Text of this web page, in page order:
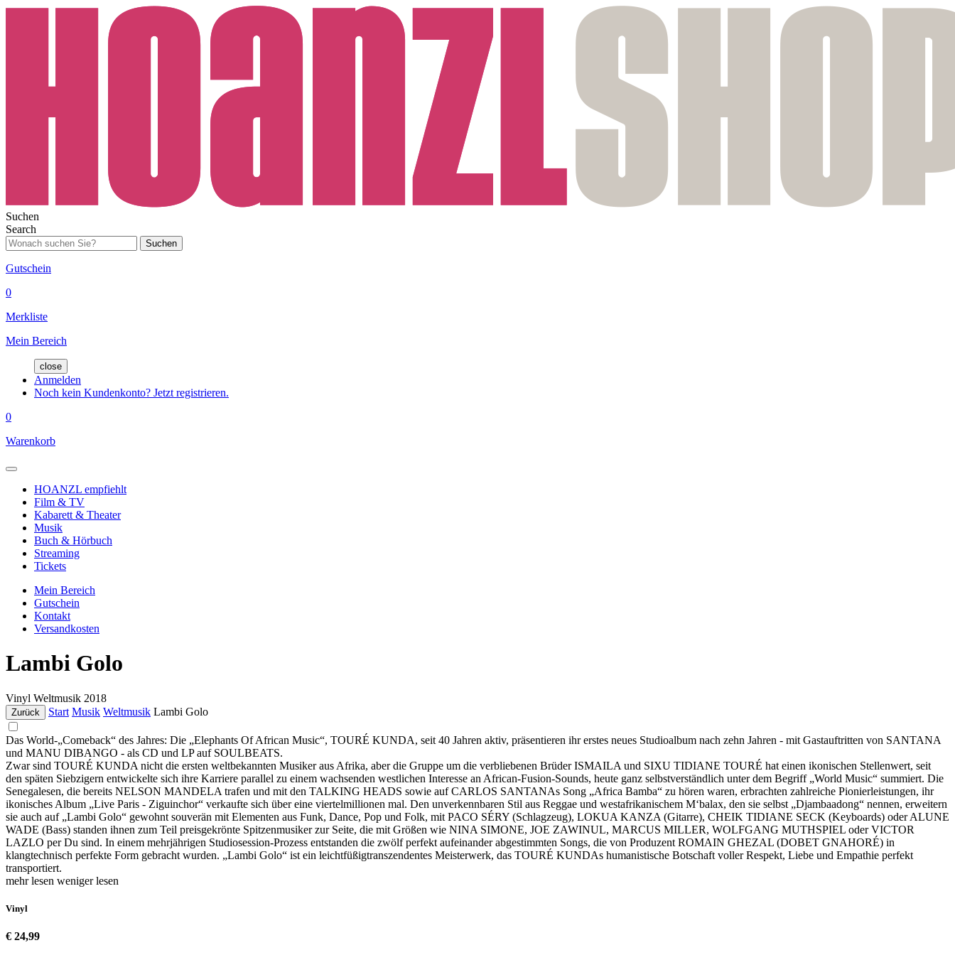
Suchen
Search
Suchen
Gutschein
0
Merkliste
Mein Bereich
close
Anmelden
Noch kein Kundenkonto? Jetzt registrieren.
0
Warenkorb
HOANZL empfiehlt
Film & TV
Kabarett & Theater
Musik
Buch & Hörbuch
Streaming
Tickets
Mein Bereich
Gutschein
Kontakt
Versandkosten
Lambi Golo
Vinyl Weltmusik 2018
Zurück Start Musik Weltmusik Lambi Golo
Das World-„Comeback“ des Jahres: Die „Elephants Of African Music“, TOURÉ KUNDA, seit 40 Jahren aktiv, präsentieren ihr erstes neues Studioalbum nach zehn Jahren - mit Gastauftritten von SANTANA
und MANU DIBANGO - als CD und LP auf SOULBEATS.
Zwar sind TOURÉ KUNDA nicht die ersten weltbekannten Musiker aus Afrika, aber die Gruppe um die verbliebenen Brüder ISMAILA und SIXU TIDIANE TOURÉ hat einen ikonischen Stellenwert, seit
den späten Siebzigern entwickelte sich ihre Karriere parallel zu einem wachsenden westlichen Interesse an African-Fusion-Sounds, heute ganz selbstverständlich unter dem Begriff „World Music“ summiert. Die
Senegalesen, die bereits NELSON MANDELA trafen und mit den TALKING HEADS sowie auf CARLOS SANTANAs Song „Africa Bamba“ zu hören waren, erbrachten zahlreiche Pionierleistungen, ihr
ikonisches Album „Live Paris - Ziguinchor“ verkaufte sich über eine viertelmillionen mal. Den unverkennbaren Stil aus Reggae und westafrikanischem M‘balax, den sie selbst „Djambaadong“ nennen, erweitern
sie auch auf „Lambi Golo“ gewohnt souverän mit Elementen aus Funk, Dance, Pop und Folk, mit PACO SÉRY (Schlagzeug), LOKUA KANZA (Gitarre), CHEIK TIDIANE SECK (Keyboards) oder ALUNE
WADE (Bass) standen ihnen zum Teil preisgekrönte Spitzenmusiker zur Seite, die mit Größen wie NINA SIMONE, JOE ZAWINUL, MARCUS MILLER, WOLFGANG MUTHSPIEL oder VICTOR
LAZLO per Du sind. In einem mehrjährigen Studiosession-Prozess entstanden die zwölf perfekt aufeinander abgestimmten Songs, die von Produzent ROMAIN GHEZAL (DOBET GNAHORÉ) in
klangtechnisch perfekte Form gebracht wurden. „Lambi Golo“ ist ein leichtfüßigtranszendentes Meisterwerk, das TOURÉ KUNDAs humanistische Botschaft voller Respekt, Liebe und Empathie perfekt
transportiert.
mehr lesen weniger lesen
Vinyl
€ 24,99